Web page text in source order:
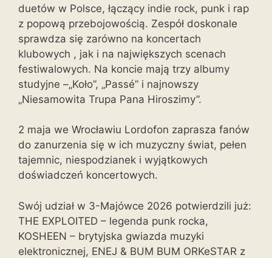
duetów w Polsce, łączący indie rock, punk i rap
z popową przebojowością. Zespół doskonale
sprawdza się zarówno na koncertach
klubowych , jak i na największych scenach
festiwalowych. Na koncie mają trzy albumy
studyjne –„Koło”, „Passé” i najnowszy
„Niesamowita Trupa Pana Hiroszimy”.
2 maja we Wrocławiu Lordofon zaprasza fanów
do zanurzenia się w ich muzyczny świat, pełen
tajemnic, niespodzianek i wyjątkowych
doświadczeń koncertowych.
Swój udział w 3-Majówce 2026 potwierdzili już:
THE EXPLOITED – legenda punk rocka,
KOSHEEN – brytyjska gwiazda muzyki
elektronicznej, ENEJ & BUM BUM ORKeSTAR z